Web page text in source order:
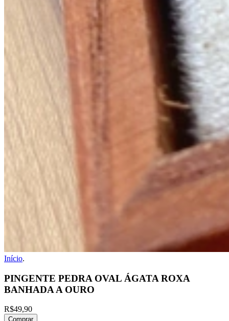
Início.
PINGENTE PEDRA OVAL ÁGATA ROXA
BANHADA A OURO
R$49,90
Comprar